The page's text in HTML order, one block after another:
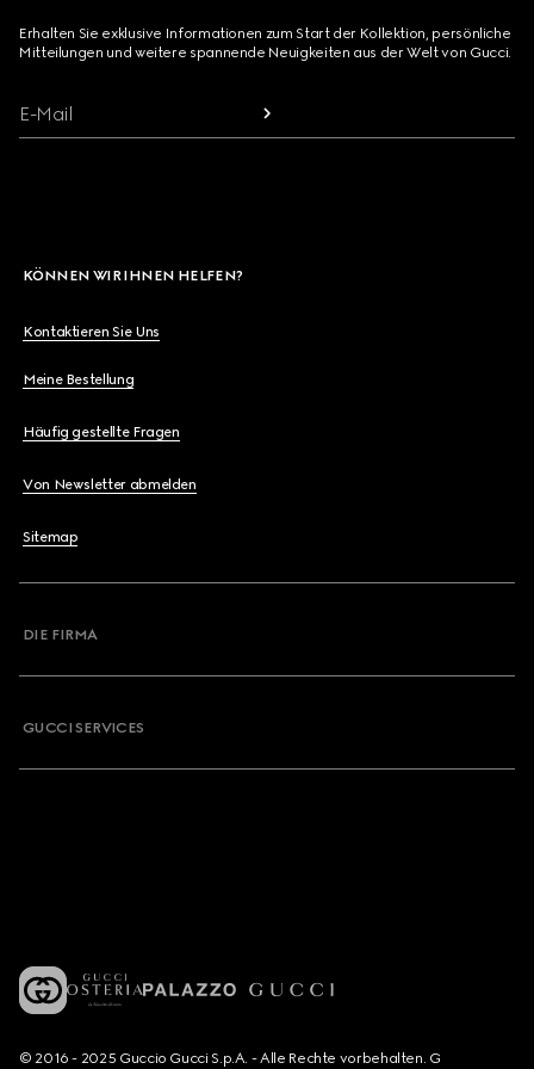
Erhalten Sie exklusive Informationen zum Start der Kollektion, persönliche
Mitteilungen und weitere spannende Neuigkeiten aus der Welt von Gucci.
E-Mail
KÖNNEN WIR IHNEN HELFEN?
Kontaktieren Sie Uns
Meine Bestellung
Häufig gestellte Fragen
Von Newsletter abmelden
Sitemap
DIE FIRMA
GUCCI SERVICES
© 2016 - 2025 Guccio Gucci S.p.A. - Alle Rechte vorbehalten. G